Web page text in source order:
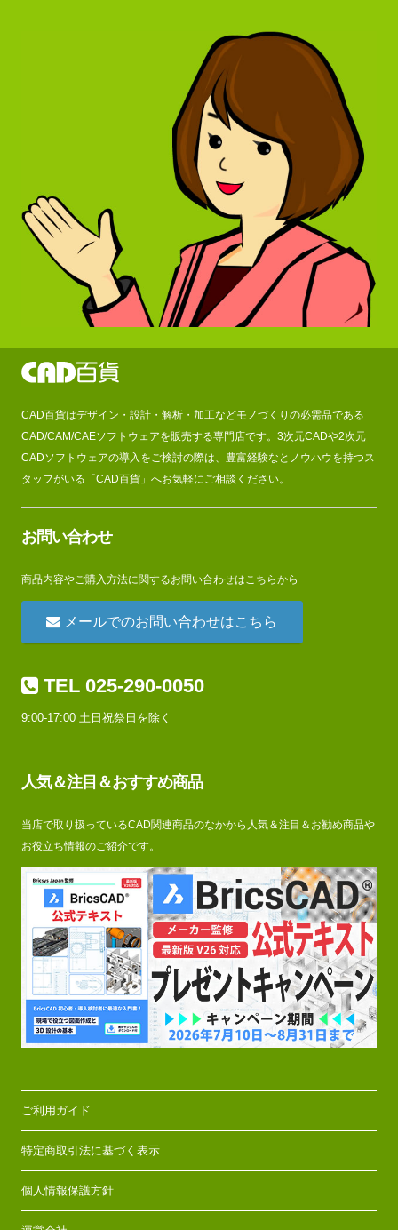
CAD百貨はデザイン・設計・解析・加工などモノづくりの必需品である
CAD/CAM/CAEソフトウェアを販売する専門店です。3次元CADや2次元
CADソフトウェアの導入をご検討の際は、豊富経験なとノウハウを持つス
タッフがいる「CAD百貨」へお気軽にご相談ください。
お問い合わせ
商品内容やご購入方法に関するお問い合わせはこちらから
メールでのお問い合わせはこちら
TEL 025-290-0050
9:00-17:00 土日祝祭日を除く
人気＆注目＆おすすめ商品
当店で取り扱っているCAD関連商品のなかから人気＆注目＆お勧め商品や
お役立ち情報のご紹介です。
ご利用ガイド
特定商取引法に基づく表示
個人情報保護方針